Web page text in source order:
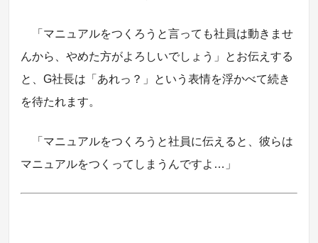
「マニュアルをつくろうと言っても社員は動きませ
んから、やめた方がよろしいでしょう」とお伝えする
と、G社長は「あれっ？」という表情を浮かべて続き
を待たれます。
「マニュアルをつくろうと社員に伝えると、彼らは
マニュアルをつくってしまうんですよ…」